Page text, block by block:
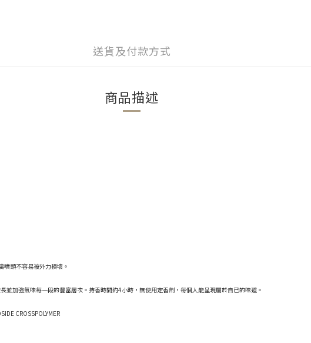
送貨及付款方式
商品描述
噴頭不容易被外力損壞。
加強氣味每一段的豐富層次。持香時間約4小時，無使用定香劑，每個人能呈現屬於自已的味道。
CROSSPOLYMER